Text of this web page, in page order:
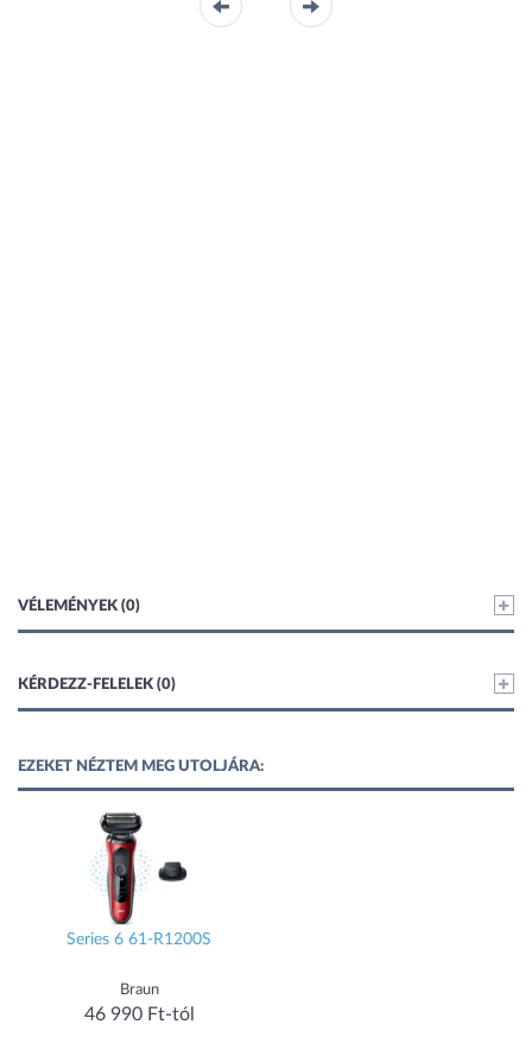
VÉLEMÉNYEK (0)
KÉRDEZZ-FELELEK (0)
EZEKET NÉZTEM MEG UTOLJÁRA:
Series 6 61-R1200S
Braun
46 990 Ft-tól